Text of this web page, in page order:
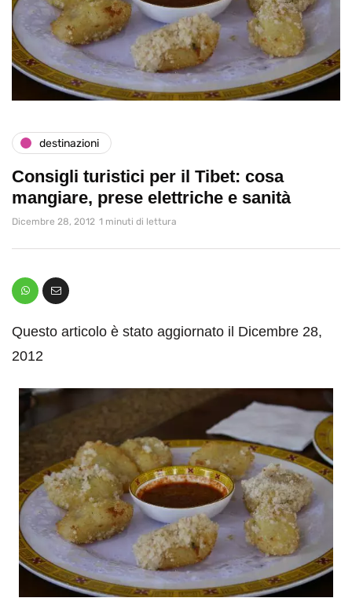
destinazioni
Consigli turistici per il Tibet: cosa
mangiare, prese elettriche e sanità
Dicembre 28, 2012 1 minuti di lettura
Questo articolo è stato aggiornato il Dicembre 28,
2012